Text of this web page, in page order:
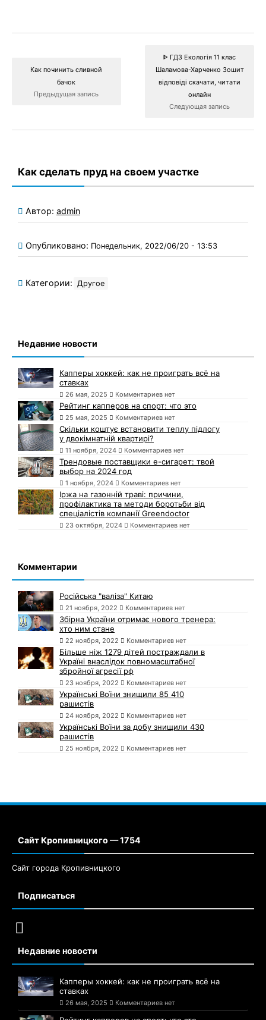
Как починить сливной
бачок
Предыдущая запись
ᐈ ГДЗ Екологія 11 клас
Шаламова-Харченко Зошит
відповіді скачати, читати
онлайн
Следующая запись
Как сделать пруд на своем участке
Автор: admin
Опубликовано: Понедельник, 2022/06/20 - 13:53
Категории: Другое
Недавние новости
Капперы хоккей: как не проиграть всё на
ставках
26 мая, 2025 Комментариев нет
Рейтинг капперов на спорт: что это
25 мая, 2025 Комментариев нет
Скільки коштує встановити теплу підлогу
у двокімнатній квартирі?
11 ноября, 2024 Комментариев нет
Трендовые поставщики e-сигарет: твой
выбор на 2024 год
1 ноября, 2024 Комментариев нет
Іржа на газонній траві: причини,
профілактика та методи боротьби від
спеціалістів компанії Greendoctor
23 октября, 2024 Комментариев нет
Комментарии
Російська "валіза" Китаю
21 ноября, 2022 Комментариев нет
Збірна України отримає нового тренера:
хто ним стане
22 ноября, 2022 Комментариев нет
Більше ніж 1279 дітей постраждали в
Україні внаслідок повномасштабної
збройної агресії рф
23 ноября, 2022 Комментариев нет
Українські Воїни знищили 85 410
рашистів
24 ноября, 2022 Комментариев нет
Українські Воїни за добу знищили 430
рашистів
25 ноября, 2022 Комментариев нет
Сайт Кропивницкого — 1754
Сайт города Кропивницкого
Подписаться
Недавние новости
Капперы хоккей: как не проиграть всё на
ставках
26 мая, 2025 Комментариев нет